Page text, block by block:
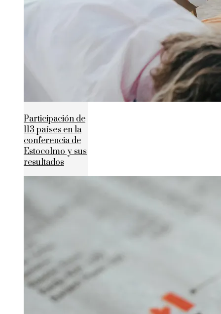
Participación de
113 países en la
conferencia de
Estocolmo y sus
resultados